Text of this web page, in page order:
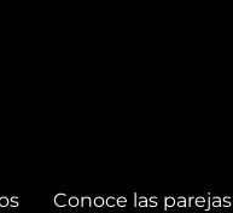
Conoce las parejas